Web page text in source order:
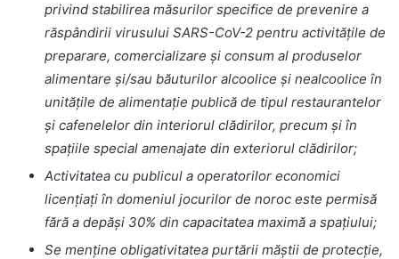
privind stabilirea măsurilor specifice de prevenire a
răspândirii virusului SARS-CoV-2 pentru activităţile de
preparare, comercializare şi consum al produselor
alimentare şi/sau băuturilor alcoolice şi nealcoolice în
unităţile de alimentaţie publică de tipul restaurantelor
şi cafenelelor din interiorul clădirilor, precum şi în
spaţiile special amenajate din exteriorul clădirilor;
Activitatea cu publicul a operatorilor economici
licențiați în domeniul jocurilor de noroc este permisă
fără a depăși 30% din capacitatea maximă a spațiului;
Se menţine obligativitatea purtării măștii de protecție,